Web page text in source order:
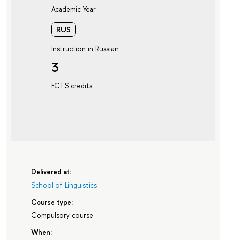
Academic Year
RUS
Instruction in Russian
3
ECTS credits
Delivered at:
School of Linguistics
Course type:
Compulsory course
When: